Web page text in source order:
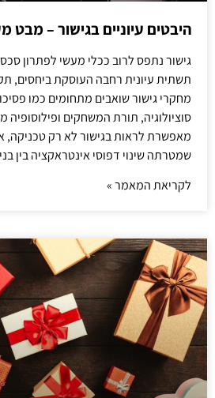
היבטים עיוניים בגישור –
גישור נתפס לרוב ככלי מעשי לפתרון
תשתית עיונית רחבה העוסקת ביחסים,
מחקרי גישור שואבים מתחומים כמו
סוציולוגיה, תורת המשחקים ופילוסופיה
מאפשרת לראות בגישור לא רק
שמטרתה שינוי דפוסי אינטראקציה בין
לקריאת המאמר »